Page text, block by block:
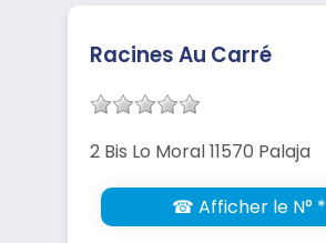
Racines Au Carré
2 Bis Lo Moral 11570 Palaja
☎ Afficher le N° *